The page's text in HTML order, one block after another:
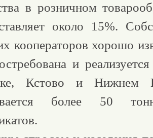
в розничном
около 15%.
кооператоров хорошо
и
Кстово и Нижнем
более 50